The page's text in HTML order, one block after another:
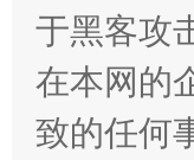
受贿1.44亿
于黑客攻
在本网的
致的任何